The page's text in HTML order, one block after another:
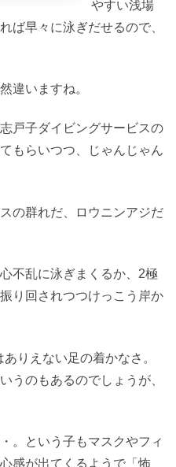
やすい浅場
ば早々に泳ぎだせるので、
違いますね。
志戸子ダイビングサービスの
もらいつつ、じゃんじゃん
の群れだ、ロウニンアジだ
不乱に泳ぎまくるか、2極
り回されつつけっこう岸か
りえない足の着かなさ。
うのもあるのでしょうが、
。という子もマスクやフィ
感が出てくるようで「怖